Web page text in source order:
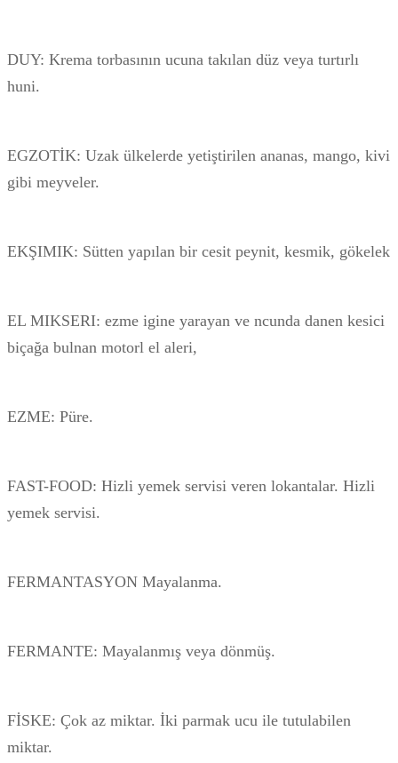
DUY: Krema torbasının ucuna takılan düz veya turtırlı
huni.
EGZOTİK: Uzak ülkelerde yetiştirilen ananas, mango, kivi
gibi meyveler.
EKŞIMIK: Sütten yapılan bir cesit peynit, kesmik, gökelek
EL MIKSERI: ezme igine yarayan ve ncunda danen kesici
biçağa bulnan motorl el aleri,
EZME: Püre.
FAST-FOOD: Hizli yemek servisi veren lokantalar. Hizli
yemek servisi.
FERMANTASYON Mayalanma.
FERMANTE: Mayalanmış veya dönmüş.
FİSKE: Çok az miktar. İki parmak ucu ile tutulabilen
miktar.